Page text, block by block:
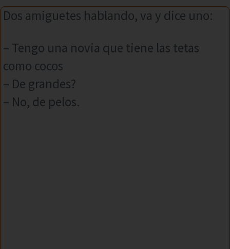
Dos amiguetes hablando, va y dice uno:
– Tengo una novia que tiene las tetas
como cocos
– De grandes?
– No, de pelos.